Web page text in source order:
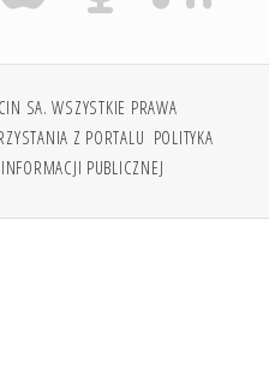
SA. WSZYSTKIE PRAWA
Z PORTALU POLITYKA
PUBLICZNEJ